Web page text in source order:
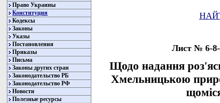
Право Украины
Конституция
Кодексы
Законы
Указы
Постановления
Приказы
Письма
Законы других стран
Законодательство РБ
Законодательство РФ
Новости
Полезные ресурсы
Лист № 6-8-
Щодо надання
Хмельницькою